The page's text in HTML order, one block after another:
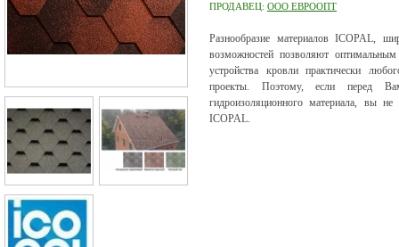
ПРОДАВЕЦ: ООО ЕВРООПТ
Разнообразие материалов ICOPAL,
возможностей позволяют
устройства кровли практически
проекты. Поэтому, если перед
гидроизоляционного материала, вы не
ICOPAL.